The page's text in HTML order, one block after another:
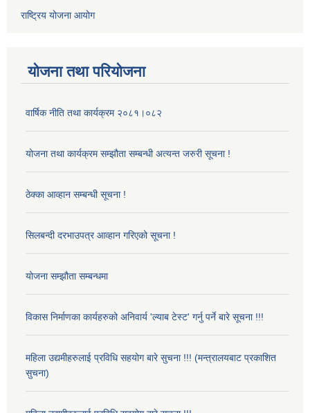
राष्ट्रिय योजना आयोग
योजना तथा परियोजना
वार्षिक नीति तथा कार्यक्रम २०८१।०८२
योजना तथा कार्यक्रम सम्झौता सम्बन्धी अत्यन्त जरुरी सूचना !
ठेक्का आव्हान सम्बन्धी सूचना !
सिलबन्दी दरभाउपत्र आव्हान गरिएको सूचना !
योजना सम्झौता सम्बन्धमा
विकास निर्माणका कार्यहरुको अनिवार्य 'ल्याब टेस्ट' गर्नु पर्ने बारे सूचना !!!
महिला उद्यमीहरुलाई प्रविधि सहयोग बारे सुचना !!! (मन्त्रालयबाट प्रकाशित
सुचना)